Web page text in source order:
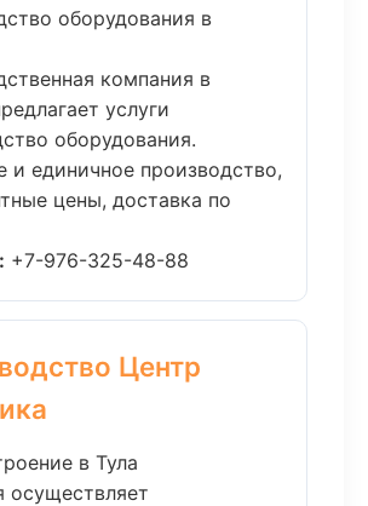
оборудования в
компания в
услуги
оборудования.
и единичное производство,
цены, доставка по
+7-976-325-48-88
Центр
в Тула
осуществляет